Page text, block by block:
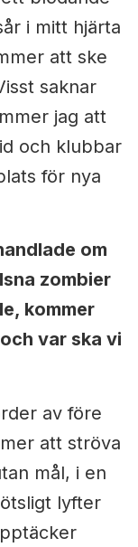
i mitt hjärta
att ske
saknar
jag att
och klubbar
för nya
om
zombier
kommer
var ska vi
av före
att ströva
mål, i en
lyfter